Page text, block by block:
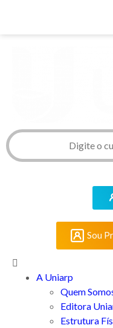
Sou
A Uniarp
Quem
Editora
Estrutura